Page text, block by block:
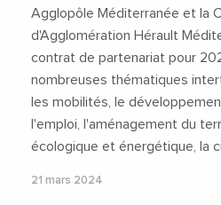
Agglopôle Méditerranée et la
d'Agglomération Hérault
contrat de partenariat pour
nombreuses thématiques
les mobilités, le
l'emploi, l'aménagement du
écologique et énergétique, la
21 mars 2024